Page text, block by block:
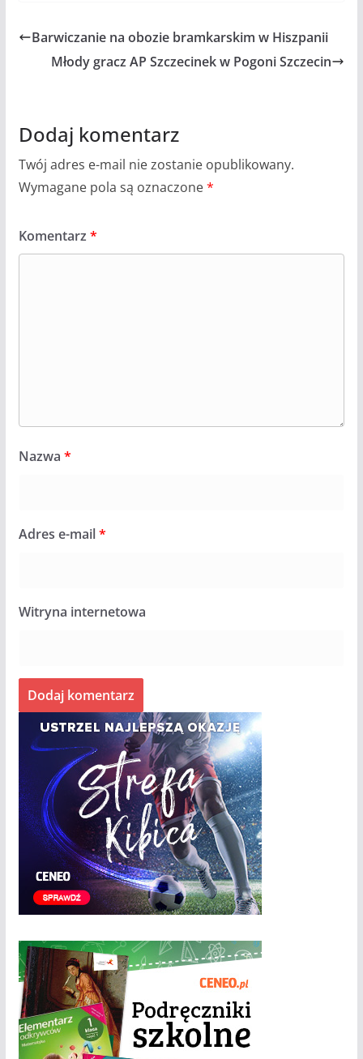
Barwiczanie na obozie bramkarskim w Hiszpanii
Młody gracz AP Szczecinek w Pogoni Szczecin
Dodaj komentarz
Twój adres e-mail nie zostanie opublikowany.
Wymagane pola są oznaczone*
Komentarz *
Nazwa *
Adres e-mail*
Witryna internetowa